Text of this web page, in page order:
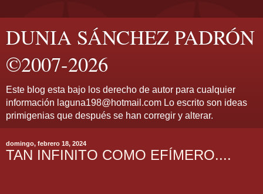
DUNIA SÁNCHEZ PADRÓN
©2007-2026
Este blog esta bajo los derecho de autor para cualquier
información laguna198@hotmail.com Lo escrito son ideas
primigenias que después se han corregir y alterar.
domingo, febrero 18, 2024
TAN INFINITO COMO EFÍMERO....